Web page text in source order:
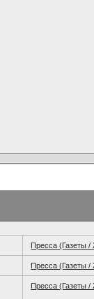
Пресса (Газеты
Пресса (Газеты
Пресса (Газеты